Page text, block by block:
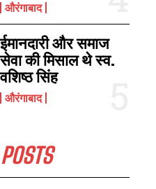
औरंगाबाद
ईमानदारी और समाज
सेवा की मिसाल थे स्व.
वशिष्ठ सिंह
औरंगाबाद